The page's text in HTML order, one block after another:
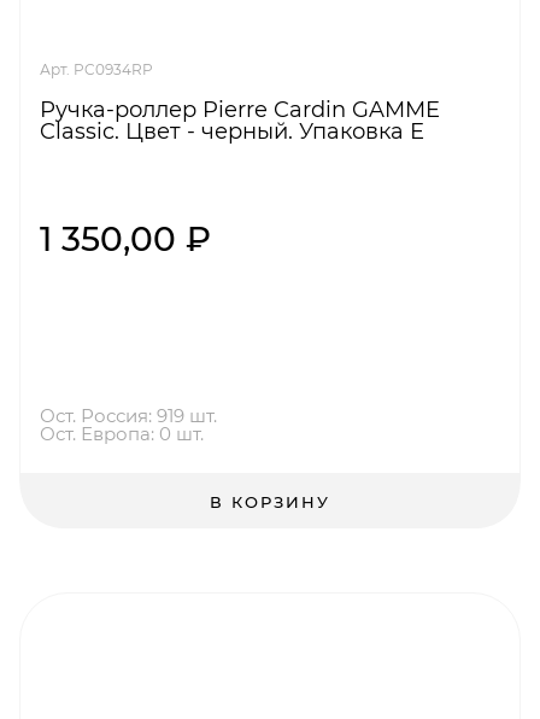
Арт. PC0934RP
Ручка-роллер Pierre Cardin GAMME
Classic. Цвет - черный. Упаковка Е
1 350,00 ₽
Ост. Россия: 919 шт.
Ост. Европа: 0 шт.
В КОРЗИНУ